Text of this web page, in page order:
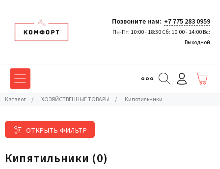
Позвоните нам: +7 775 283 0959
Пн-Пт: 10:00 - 18:30 Сб: 10:00 - 14:00 Вс:
Выходной
Каталог / ХОЗЯЙСТВЕННЫЕ ТОВАРЫ / Кипятильники
ОТКРЫТЬ ФИЛЬТР
Кипятильники (0)